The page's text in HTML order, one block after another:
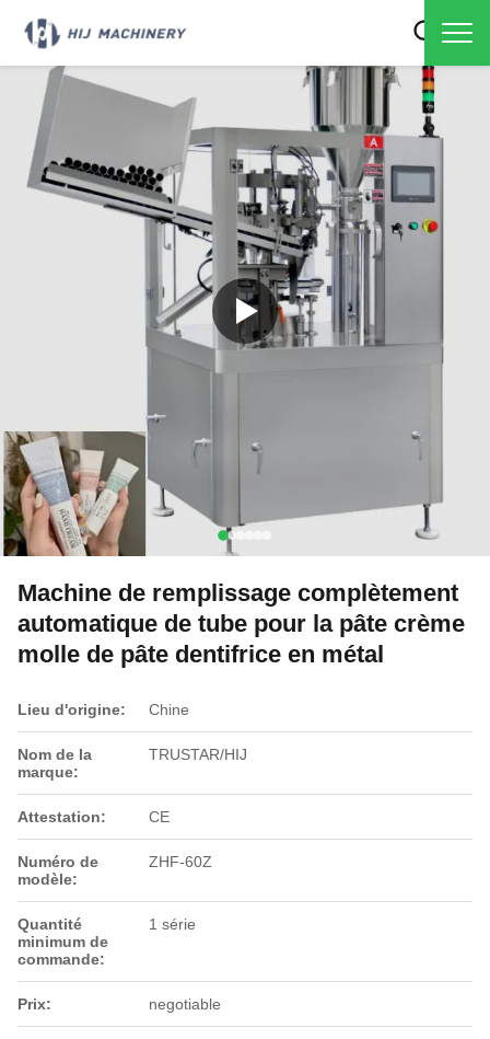
Machine de remplissage complètement
automatique de tube pour la pâte crème
molle de pâte dentifrice en métal
Lieu d'origine: Chine
Nom de la
marque:
TRUSTAR/HIJ
Attestation: CE
Numéro de
modèle:
ZHF-60Z
Quantité
minimum de
commande:
1 série
Prix: negotiable